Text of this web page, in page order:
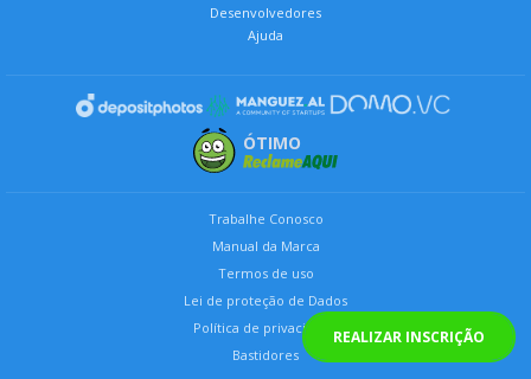
REALIZAR INSCRIÇÃO
Desenvolvedores
Ajuda
ÓTIMO
Trabalhe Conosco
Manual da Marca
Termos de uso
Lei de proteção de Dados
Política de privacidade
Bastidores